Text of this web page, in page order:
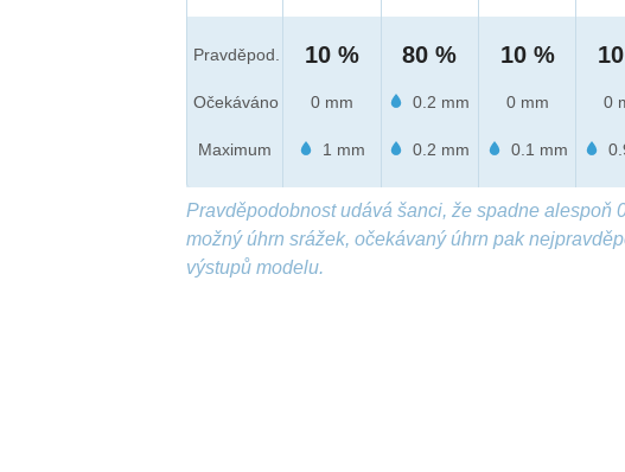
Pravděpod.
Očekáváno
Maximum
10 %
0 mm
1 mm
80 %
0.2 mm
0.2 mm
10 %
0 mm
0.1 mm
0
Pravděpodobnost udává šanci, že spadne alespoň
možný úhrn srážek, očekávaný úhrn pak
výstupů modelu.